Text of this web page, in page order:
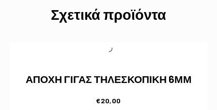
Σχετικά προϊόντα
ΑΠΟΧΗ ΓΙΓΑΣ ΤΗΛΕΣΚΟΠΙΚΗ 6ΜΜ
€20,00